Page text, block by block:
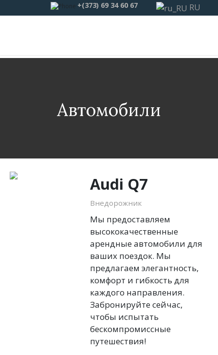
+(373) 69 34 60 67 RU
Автомобили
Audi Q7
Внедорожник
Мы предоставляем
высококачественные
арендные автомобили для
ваших поездок. Мы
предлагаем элегантность,
комфорт и гибкость для
каждого направления.
Забронируйте сейчас,
чтобы испытать
бескомпромиссные
путешествия!